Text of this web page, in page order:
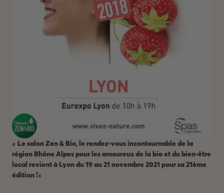
« Le salon Zen & Bio, le rendez-vous incontournable de la
région Rhône Alpes pour les amoureux de la bio et du bien-être
local revient à Lyon du 19 au 21 novembre 2021 pour sa 21ème
édition !«